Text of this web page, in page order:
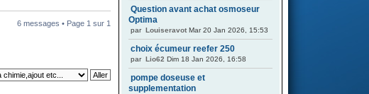
6 messages • Page 1 sur 1
Question avant achat osmoseur
Optima
par Louiseravot Mar 20 Jan 2026, 15:53
choix écumeur reefer 250
par Lio62 Dim 18 Jan 2026, 16:58
pompe doseuse et
supplementation